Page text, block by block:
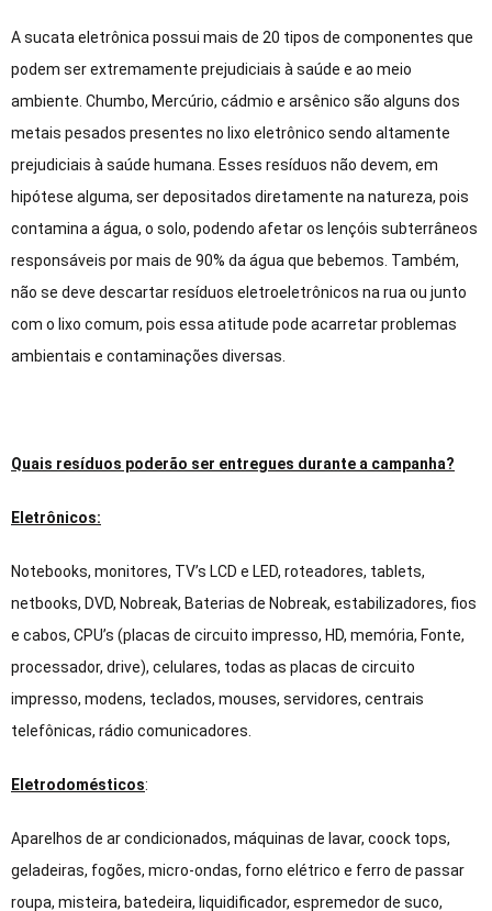
A sucata eletrônica possui mais de 20 tipos de componentes que
podem ser extremamente prejudiciais à saúde e ao meio
ambiente. Chumbo, Mercúrio, cádmio e arsênico são alguns dos
metais pesados presentes no lixo eletrônico sendo altamente
prejudiciais à saúde humana. Esses resíduos não devem, em
hipótese alguma, ser depositados diretamente na natureza, pois
contamina a água, o solo, podendo afetar os lençóis subterrâneos
responsáveis por mais de 90% da água que bebemos. Também,
não se deve descartar resíduos eletroeletrônicos na rua ou junto
com o lixo comum, pois essa atitude pode acarretar problemas
ambientais e contaminações diversas.
Quais resíduos poderão ser entregues durante a campanha?
Eletrônicos:
Notebooks, monitores, TV’s LCD e LED, roteadores, tablets,
netbooks, DVD, Nobreak, Baterias de Nobreak, estabilizadores, fios
e cabos, CPU’s (placas de circuito impresso, HD, memória, Fonte,
processador, drive), celulares, todas as placas de circuito
impresso, modens, teclados, mouses, servidores, centrais
telefônicas, rádio comunicadores.
Eletrodomésticos:
Aparelhos de ar condicionados, máquinas de lavar, coock tops,
geladeiras, fogões, micro-ondas, forno elétrico e ferro de passar
roupa, misteira, batedeira, liquidificador, espremedor de suco,